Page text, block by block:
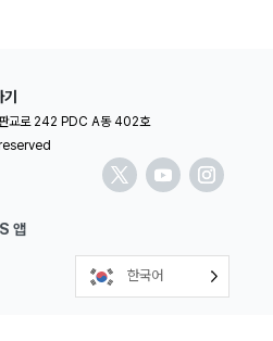
판교로 242 PDC A동 402호
앱
한국어